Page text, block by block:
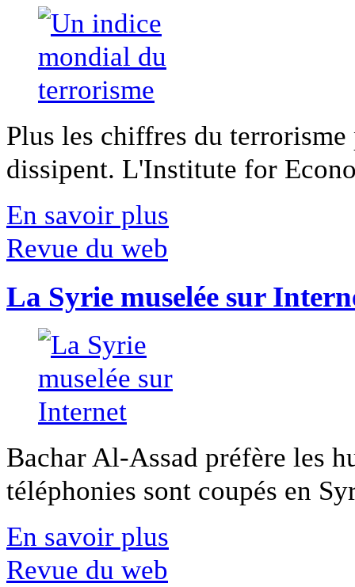
Plus les chiffres du
dissipent. L'Institute for
En savoir plus
Revue du web
La Syrie muselée sur
Bachar Al-Assad préfère les
téléphonies sont coupés en
En savoir plus
Revue du web